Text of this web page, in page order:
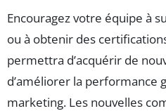
Encouragez votre équipe à
ou à obtenir des
permettra d’acquérir de
d’améliorer la performance
marketing. Les nouvelles